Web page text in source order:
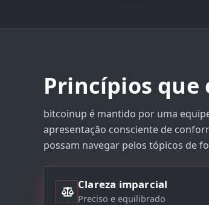
Princípios que
bitcoinup é mantido por uma
apresentação consciente de
possam navegar pelos tópicos de
Clareza imparcial
Preciso e equilibrado